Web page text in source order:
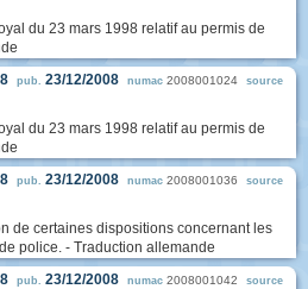
du 23 mars 1998 relatif au permis de
pub. 23/12/2008 numac 2008001024 source
du 23 mars 1998 relatif au permis de
pub. 23/12/2008 numac 2008001036 source
de certaines dispositions concernant les
police. - Traduction allemande
pub. 23/12/2008 numac 2008001042 source